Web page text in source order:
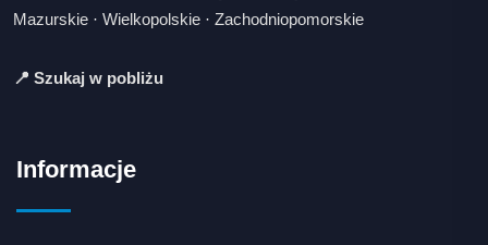
Mazurskie · Wielkopolskie · Zachodniopomorskie
📍 Szukaj w pobliżu
Informacje